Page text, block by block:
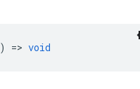
) => void